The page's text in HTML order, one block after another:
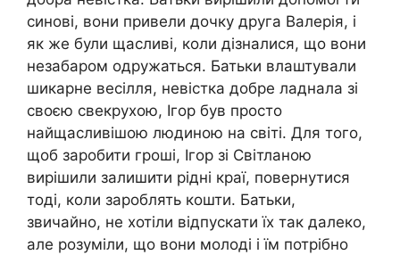
синові, вони привели дочку друга Валерія, і
як же були щасливі, коли дізналися, що вони
незабаром одружаться. Батьки влаштували
шикарне весілля, невістка добре ладнала зі
своєю свекрухою, Ігор був просто
найщасливішою людиною на світі. Для того,
щоб заробити гроші, Ігор зі Світланою
вирішили залишити рідні краї, повернутися
тоді, коли зароблять кошти. Батьки,
звичайно, не хотіли відпускати їх так далеко,
але розуміли, що вони молоді і їм потрібно